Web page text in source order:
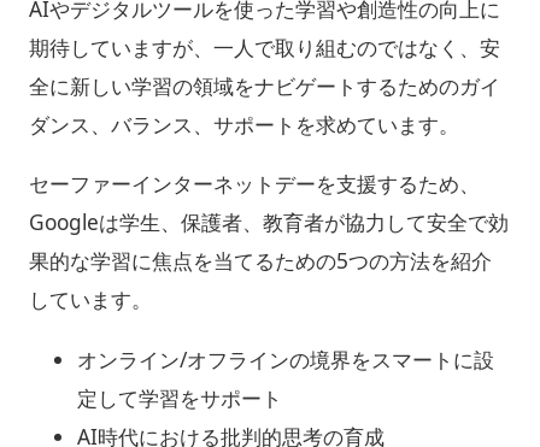
AIやデジタルツールを使った学習や創造性の向上に
期待していますが、一人で取り組むのではなく、安
全に新しい学習の領域をナビゲートするためのガイ
ダンス、バランス、サポートを求めています。
セーファーインターネットデーを支援するため、
Googleは学生、保護者、教育者が協力して安全で効
果的な学習に焦点を当てるための5つの方法を紹介
しています。
オンライン/オフラインの境界をスマートに設
定して学習をサポート
AI時代における批判的思考の育成